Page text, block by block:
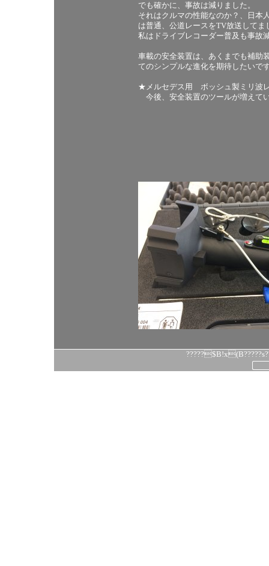
でも確かに、事故は減りました。
それはクルマの性能なのか？、日本
は普通、公道レースをTV放送してま
私はドライブレコーダー普及も事故
車載の安全装置は、あくまでも補助
てのシンプルな進化を期待したいで
★メルセデス用 ボッシュ製ミリ波
今後、安全装置のツールが増えて